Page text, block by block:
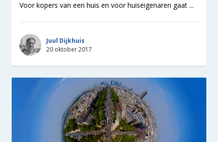
Voor kopers van een huis en voor huiseigenaren gaat ...
Juul Dijkhuis
20 oktober 2017